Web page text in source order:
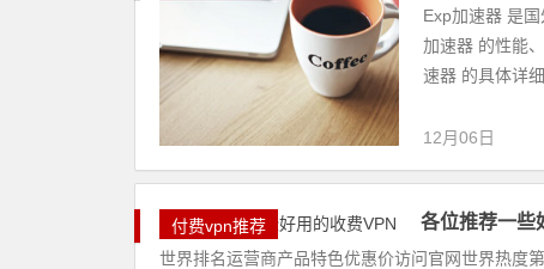
Exp加速器 是
加速器 的性能
速器 的具体详
12月06日
付费vpn推荐 各位推荐一些
世界排名运营商产品特色优惠价访问官网世界热度